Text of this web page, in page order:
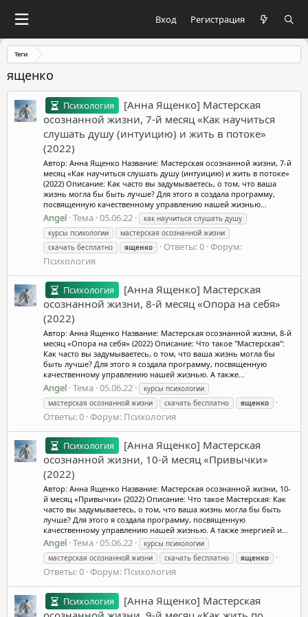
Вход Регистрация
Теги
ященко
Психология
[Анна Ященко] Мастерская
осознанной жизни, 7-й месяц «Как научиться
слушать душу (интуицию) и жить в потоке»
(2022)
Автор: Анна Ященко Название: Мастерская осознанной жизни, 7-й
месяц «Как научиться слушать душу (интуицию) и жить в потоке»
(2022) Описание: Как часто вы задумываетесь, о том, что ваша
жизнь могла бы быть лучше? Для этого я создала программу,
посвященную качественному управлению нашей жизнью...
Angel Тема 05.06.22
как научиться слушать душу
курсы психологии
мастерская осознанной жизни
скачать бесплатно
ященко Ответы: 0 Форум:
Психология
Психология
[Анна Ященко] Мастерская
осознанной жизни, 8-й месяц «Опора на себя»
(2022)
Автор: Анна Ященко Название: Мастерская осознанной жизни, 8-й
месяц «Опора на себя» (2022) Описание: Что такое "Мастерская":
Как часто вы задумываетесь, о том, что ваша жизнь могла бы
быть лучше? Для этого я создала программу, посвященную
качественному управлению нашей жизнью. А также...
Angel Тема 05.06.22
курсы психологии
мастерская осознанной жизни
скачать бесплатно ященко
Ответы: 0 Форум: Психология
Психология
[Анна Ященко] Мастерская
осознанной жизни, 10-й месяц «Привычки»
(2022)
Автор: Анна Ященко Название: Мастерская осознанной жизни, 10-
й месяц «Привычки» (2022) Описание: Что такое Мастерская: Как
часто вы задумываетесь, о том, что ваша жизнь могла бы быть
лучше? Для этого я создала программу, посвященную
качественному управлению нашей жизнью. А также энергией и...
Angel Тема 05.06.22
курсы психологии
мастерская осознанной жизни
скачать бесплатно ященко
Ответы: 0 Форум: Психология
Психология
[Анна Ященко] Мастерская